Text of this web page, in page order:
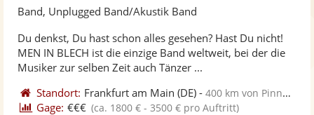
Fotos
Band, Unplugged Band/Akustik Band
Du denkst, Du hast schon alles gesehen? Hast Du nicht!
MEN IN BLECH ist die einzige Band weltweit, bei der die
Musiker zur selben Zeit auch Tänzer ...
Standort: Frankfurt am Main (DE) -400 km von Pinneberg
Gage: €€€ (ca. 1800 € - 3500 € pro Auftritt)